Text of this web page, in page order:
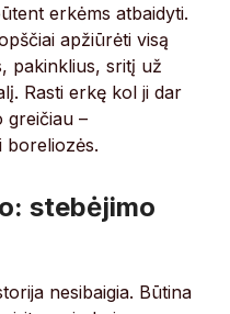
erkėms atbaidyti.
apžiūrėti visą
pakinklius, sritį už
Rasti erkę kol ji dar
greičiau –
boreliozės.
stebėjimo
nesibaigia. Būtina